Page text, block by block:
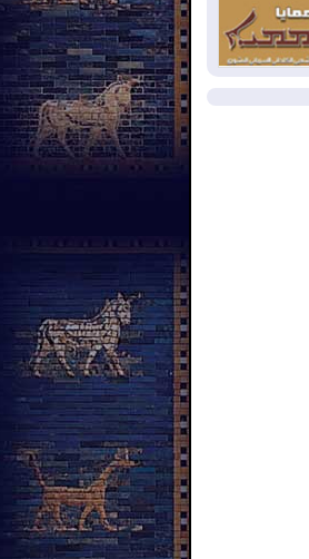
لاستئناف
جيهان بطاقة 750 ألف برميل